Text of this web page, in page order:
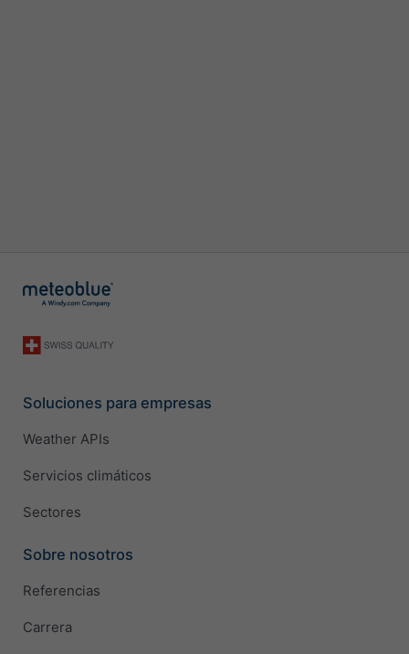
Soluciones para empresas
Weather APIs
Servicios climáticos
Sectores
Sobre nosotros
Referencias
Carrera